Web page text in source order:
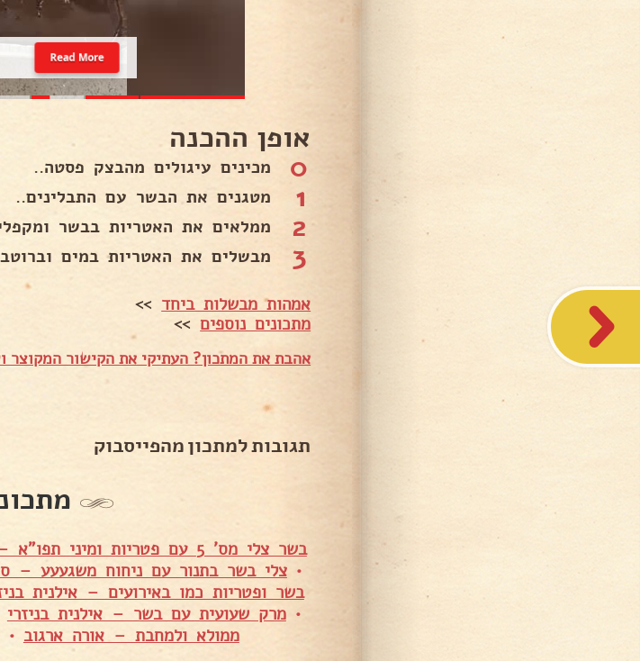
Read More
אופן ההכנה
0 מכינים עיגולים מהבצק פסטה..
1 מטגנים את הבשר עם התבלינים..
2 ממלאים את האטריות בבשר
3 מבשלים את האטריות במים
אמהות מבשלות ביחד >>
מתכונים נוספים>>
אהבת את המתכון? העתיקי את הקישור המקוצר
תגובות למתכון מהפייסבוק
בשר צלי מס' 5 עם פטריות ומיני תפו"א – סיון אוחיון אברג׳ל
•צלי בשר בתנור עם ניחוח משגעעע –
בשר ופטריות כמו באירועים – אילנית
•מרק שעועית עם בשר – אילנית בניזרי
ממולא ולמחבת – אורה ארגוב •